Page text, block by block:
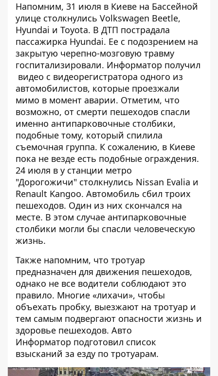
Напомним, 31 июля в Киеве на Бассейной
улице столкнулись Volkswagen Beetle,
Hyundai и Toyota. В ДТП пострадала
пассажирка Hyundai. Ее с подозрением на
закрытую черепно-мозговую травму
госпитализировали. Информатор получил
видео с видеорегистратора одного из
автомобилистов, которые проезжали
мимо в момент аварии. Отметим, что
возможно, от смерти пешеходов спасли
именно антипарковочные столбики,
подобные тому, который спилила
съемочная группа. К сожалению, в Киеве
пока не везде есть подобные ограждения.
24 июля в у станции метро
"Дорогожичи" столкнулись Nissan Evalia и
Renault Kangoo. Автомобиль сбил троих
пешеходов. Один из них скончался на
месте. В этом случае антипарковочные
столбики могли бы спасли человеческую
жизнь.
Также напомним, что тротуар
предназначен для движения пешеходов,
однако не все водители соблюдают это
правило. Многие «лихачи», чтобы
объехать пробку, выезжают на тротуар и
тем самым подвергают опасности жизнь и
здоровье пешеходов. Авто
Информатор подготовил список
взысканий за езду по тротуарам.